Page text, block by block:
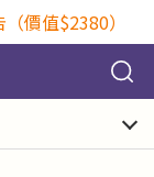
價值$2380）